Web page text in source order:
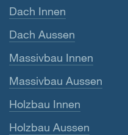
Dach Innen
Dach Aussen
Massivbau Innen
Massivbau Aussen
Holzbau Innen
Holzbau Aussen